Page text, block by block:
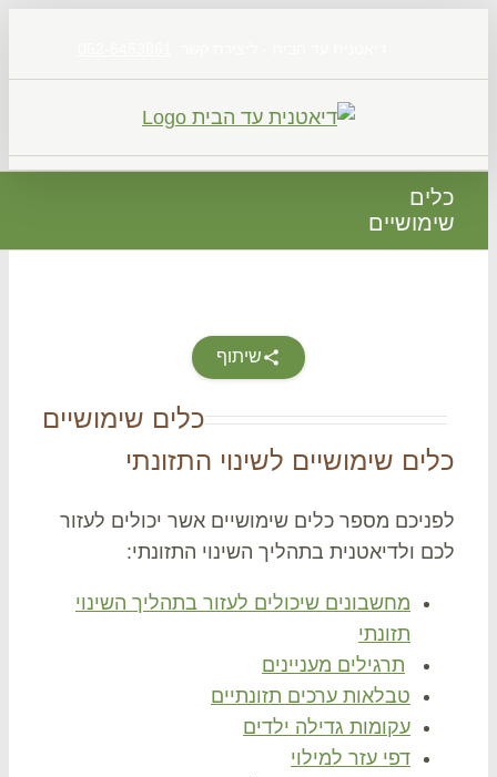
שיתוף
כלים שימושיים
שימושיים לשינוי התזונתי
מספר כלים שימושיים אשר יכולים לעזור
ולדיאטנית בתהליך השינוי התזונתי:
מחשבונים שיכולים לעזור בתהליך השינוי
תרגילים מעניינים
טבלאות ערכים תזונתיים
עקומות גדילה ילדים
דפי עזר למילוי